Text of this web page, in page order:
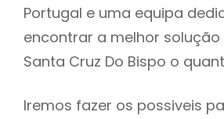
Portugal e uma equipa
encontrar a melhor
Santa Cruz Do Bispo o
Iremos fazer os possiveis